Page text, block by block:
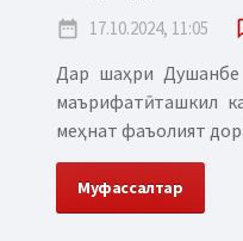
date_range 17.10.2024, 11:05
Дар шаҳри Душанбе
маърифатӣ ташкил
меҳнат фаъолият
Муфассалтар